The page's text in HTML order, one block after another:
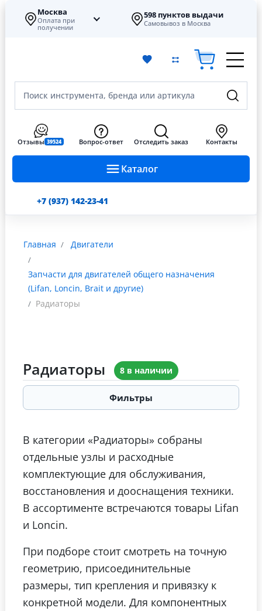
Москва
Оплата при
получении
598 пунктов выдачи
Самовывоз в Москва
Поиск инструмента, бренда или артикула
Каталог
Отзывы 39524 Вопрос-ответ Отследить заказ Контакты
+7 (937) 142-23-41
Главная Двигатели
Запчасти для двигателей общего назначения
(Lifan, Loncin, Brait и другие)
Радиаторы
Радиаторы 8 в наличии
Фильтры
В категории «Радиаторы» собраны
отдельные узлы и расходные
комплектующие для обслуживания,
восстановления и дооснащения техники.
В ассортименте встречаются товары Lifan
и Loncin.
При подборе стоит смотреть на точную
геометрию, присоединительные
размеры, тип крепления и привязку к
конкретной модели. Для компонентных